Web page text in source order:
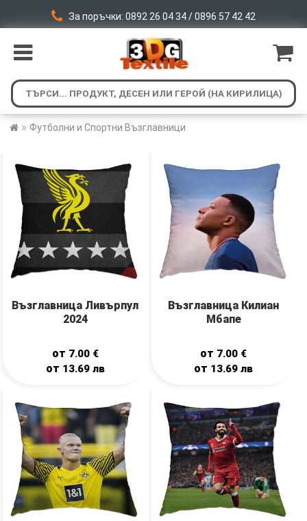
За поръчки: 0892 26 04 34 / 0896 57 42 42
» Футболни и Спортни Възглавници
Възглавница Ливърпул
2024
от 7.00 €
от 13.69 лв
Възглавница Килиан
Мбапе
от 7.00 €
от 13.69лв